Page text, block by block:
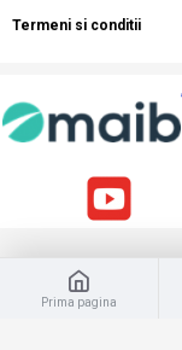
Termeni si conditii
Prima pagina